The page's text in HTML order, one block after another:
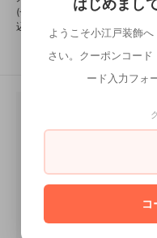
(一部地域の除き送料無料・設置
込)
はじめまし
ようこそ小江戸装飾
さい。クーポンコード
ード入力フォ
コ